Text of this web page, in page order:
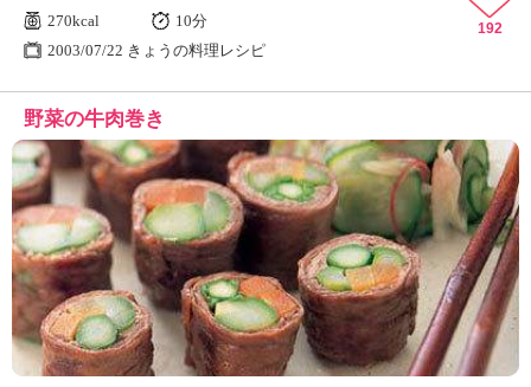
270kcal
10分
2003/07/22 きょうの料理レシピ
192
野菜の牛肉巻き